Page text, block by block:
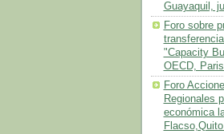
Guayaquil,
Foro sobre
"Capacity
OECD,
Foro
Regionales
económica